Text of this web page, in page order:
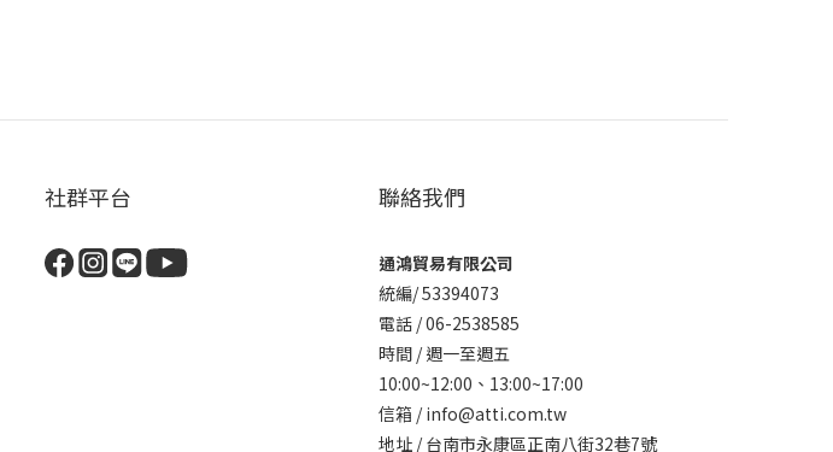
社群平台 聯絡我們
通鴻貿易有限公司
統編/ 53394073
電話 / 06-2538585
時間 / 週一至週五
10:00~12:00、 13:00~17:00
信箱 / info@atti.com.tw
地址 / 台南市永康區正南八街32巷7號